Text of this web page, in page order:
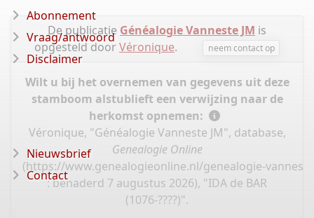
De publicatie Généalogie Vanneste JM is
opgesteld doorVéronique. neem contact op
Wilt u bij het overnemen van gegevens uit deze
stamboom alstublieft een verwijzing naar de
herkomst opnemen:
Véronique, "Généalogie Vanneste JM", database,
Genealogie Online
(https://www.genealogieonline.nl/genealogie-
: benaderd 7 augustus 2026), "IDA de BAR
(1076-????)".
Abonnement
Vraag/antwoord
Disclaimer
Nieuwsbrief
Contact